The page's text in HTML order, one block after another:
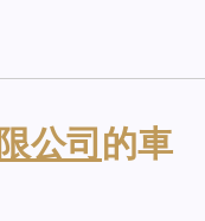
公司 的車